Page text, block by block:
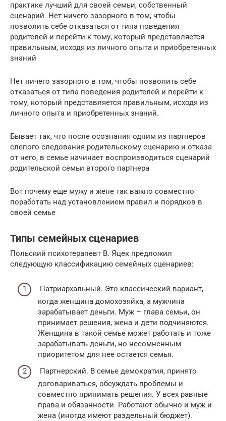
практике лучший для своей семьи, собственный
сценарий. Нет ничего зазорного в том, чтобы
позволить себе отказаться от типа поведения
родителей и перейти к тому, который представляется
правильным, исходя из личного опыта и приобретенных
знаний
Нет ничего зазорного в том, чтобы позволить себе
отказаться от типа поведения родителей и перейти к
тому, который представляется правильным, исходя из
личного опыта и приобретенных знаний.
Бывает так, что после осознания одним из партнеров
слепого следования родительскому сценарию и отказа
от него, в семье начинает воспроизводиться сценарий
родительской семьи второго партнера
Вот почему еще мужу и жене так важно совместно
поработать над установлением правил и порядков в
своей семье
Типы семейных сценариев
Польский психотерапевт В. Яцек предложил
следующую классификацию семейных сценариев:
Патриархальный. Это классический вариант,
когда женщина домохозяйка, а мужчина
зарабатывает деньги. Муж – глава семьи, он
принимает решения, жена и дети подчиняются.
Женщина в такой семье может работать и тоже
зарабатывать деньги, но несомненным
приоритетом для нее остается семья.
Партнерский. В семье демократия, принято
договариваться, обсуждать проблемы и
совместно принимать решения. У всех равные
права и обязанности. Работают обычно и муж и
жена (иногда имеют раздельный бюджет).